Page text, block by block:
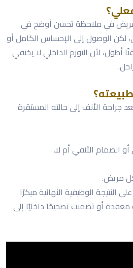
في ملاحظة تحسن أوضح في
لكن الوصول إلى الإحساس الكامل أو
أطول، لأن التورم الداخلي لا يختفي
جراحة الأنف إلى حالته المستقرة
الصمام الأنفي أم لا.
مريض.
النتيجة الوظيفية النهائية مبكرًا
معقدة أو تضمنت تصحيحًا داخليًا إلى